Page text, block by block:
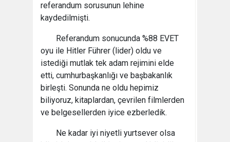
referandum sorusunun lehine
kaydedilmişti.
Referandum sonucunda %88 EVET
oyu ile Hitler Führer (lider) oldu ve
istediği mutlak tek adam rejimini elde
etti, cumhurbaşkanlığı ve başbakanlık
birleşti. Sonunda ne oldu hepimiz
biliyoruz, kitaplardan, çevrilen filmlerden
ve belgesellerden iyice ezberledik.
Ne kadar iyi niyetli yurtsever olsa